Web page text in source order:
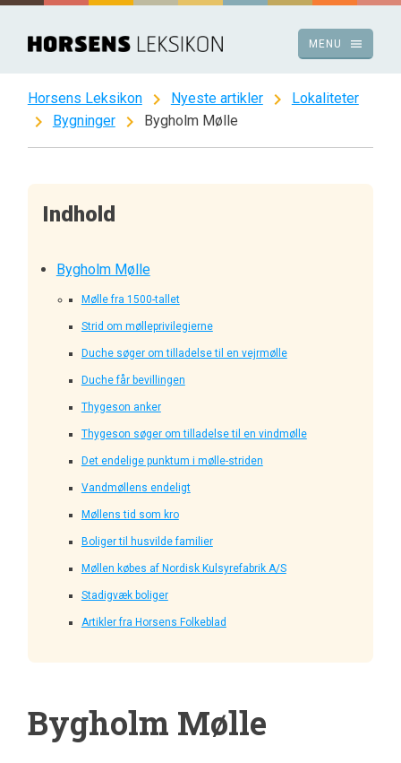
Spring
indhold
menu
MENU
Horsens Leksikon chevron_right Nyeste artikler chevron_right Lokaliteter
chevron_right Bygninger chevron_right Bygholm Mølle
Indhold
Bygholm Mølle
Mølle fra 1500-tallet
Strid om mølleprivilegierne
Duche søger om tilladelse til en vejrmølle
Duche får bevillingen
Thygeson anker
Thygeson søger om tilladelse til en vindmølle
Det endelige punktum i mølle-striden
Vandmøllens endeligt
Møllens tid som kro
Boliger til husvilde familier
Møllen købes af Nordisk Kulsyrefabrik A/S
Stadigvæk boliger
Artikler fra Horsens Folkeblad
Bygholm Mølle